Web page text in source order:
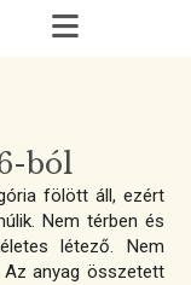
ból
fölött áll, ezért
Nem térben és
létező. Nem
Az anyag összetett